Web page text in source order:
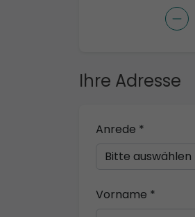
Ihre Adresse
Anrede *
Vorname *